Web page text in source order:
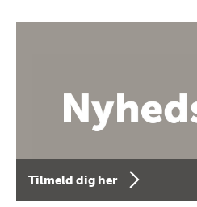
Tilmeld dig her